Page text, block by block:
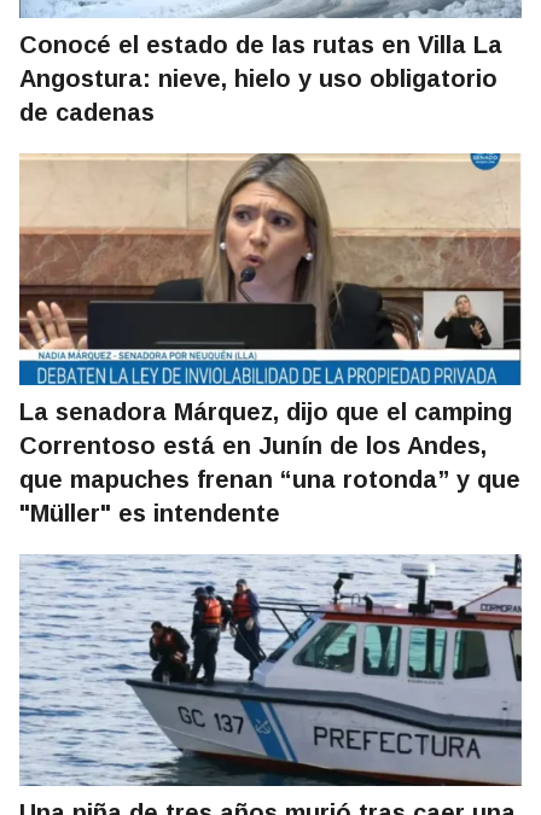
Conocé el estado de las rutas en Villa La
Angostura: nieve, hielo y uso obligatorio
de cadenas
La senadora Márquez, dijo que el camping
Correntoso está en Junín de los Andes,
que mapuches frenan “una rotonda” y que
"Müller" es intendente